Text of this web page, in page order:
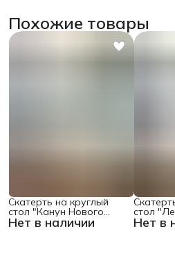
Похожие товары
Нет в наличии
Скатерть на круглый
стол "Канун Нового
Года", 150х150 , серия Нет в
стол
кафе",